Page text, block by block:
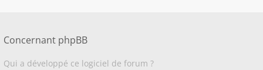
Concernant phpBB
Qui a développé ce logiciel de forum ?